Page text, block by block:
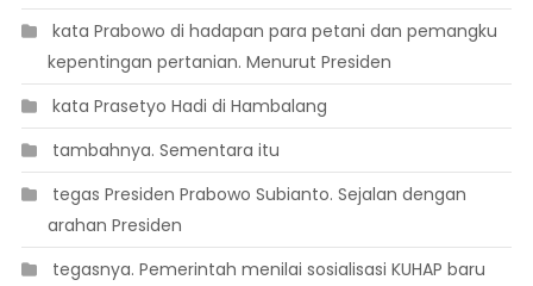
 kata Prabowo di hadapan para petani dan pemangku
kepentingan pertanian. Menurut Presiden
 kata Prasetyo Hadi di Hambalang
 tambahnya. Sementara itu
 tegas Presiden Prabowo Subianto. Sejalan dengan
arahan Presiden
 tegasnya. Pemerintah menilai sosialisasi KUHAP baru